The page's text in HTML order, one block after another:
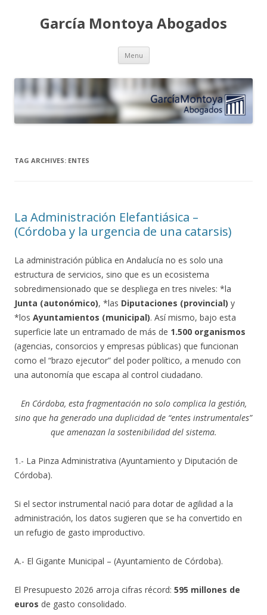
García Montoya Abogados
Menu Skip
content
TAG ARCHIVES: ENTES
La Administración Elefantiásica –
(Córdoba y la urgencia de una catarsis)
La administración pública en Andalucía no es solo una
estructura de servicios, sino que es un ecosistema
sobredimensionado que se despliega en tres niveles: *la
Junta (autonómico), *las Diputaciones (provincial) y
*los Ayuntamientos (municipal). Así mismo, bajo esta
superficie late un entramado de más de 1.500 organismos
(agencias, consorcios y empresas públicas) que funcionan
como el “brazo ejecutor” del poder político, a menudo con
una autonomía que escapa al control ciudadano.
En Córdoba, esta fragmentación no solo complica la gestión,
sino que ha generado una duplicidad de “entes instrumentales”
que amenazan la sostenibilidad del sistema.
1.- La Pinza Administrativa (Ayuntamiento y Diputación de
Córdoba).
Si el sector instrumental nació para dotar de agilidad a la
administración, los datos sugieren que se ha convertido en
un refugio de gasto improductivo.
A.- El Gigante Municipal – (Ayuntamiento de Córdoba).
El Presupuesto 2026 arroja cifras récord: 595 millones de
euros de gasto consolidado.